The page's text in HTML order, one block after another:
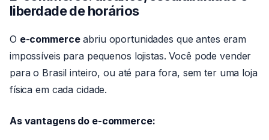
liberdade de horários
O e-commerceabriu oportunidades que antes eram
impossíveis para pequenos lojistas. Você pode vender
para o Brasil inteiro, ou até para fora, sem ter uma loja
física em cada cidade.
As vantagens do e-commerce: